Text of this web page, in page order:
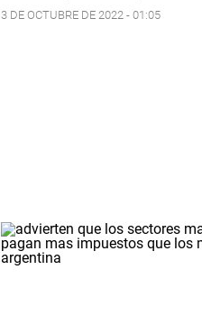
3 DE OCTUBRE DE 2022 - 01:05